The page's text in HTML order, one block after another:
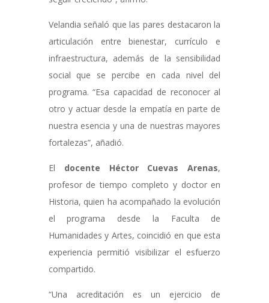
Velandia señaló que las pares destacaron la
articulación entre bienestar, currículo e
infraestructura, además de la sensibilidad
social que se percibe en cada nivel del
programa. “Esa capacidad de reconocer al
otro y actuar desde la empatía en parte de
nuestra esencia y una de nuestras mayores
fortalezas”, añadió.
El docente Héctor Cuevas Arenas,
profesor de tiempo completo y doctor en
Historia, quien ha acompañado la evolución
el programa desde la Faculta de
Humanidades y Artes, coincidió en que esta
experiencia permitió visibilizar el esfuerzo
compartido.
“Una acreditación es un ejercicio de